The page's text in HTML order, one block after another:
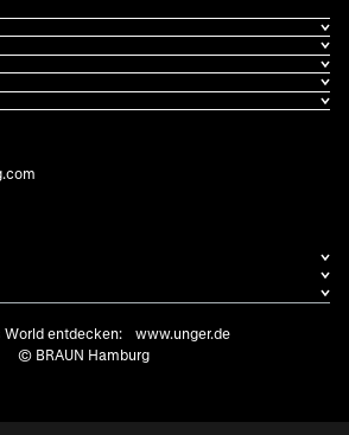
World entdecken:
www.unger.de
© BRAUN Hamburg